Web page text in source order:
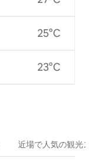
25°C
23°C
近場で人気の観光